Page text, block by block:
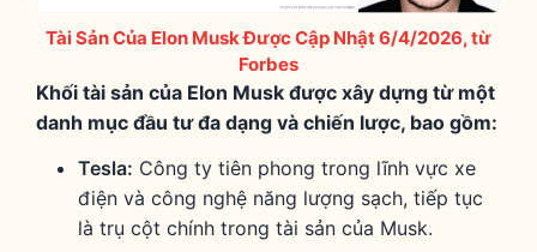
Tài Sản Của Elon Musk Được Cập Nhật 6/4/2026, từ
Forbes
Khối tài sản của Elon Musk được xây dựng từ một
danh mục đầu tư đa dạng và chiến lược, bao gồm:
Tesla: Công ty tiên phong trong lĩnh vực xe
điện và công nghệ năng lượng sạch, tiếp tục
là trụ cột chính trong tài sản của Musk.